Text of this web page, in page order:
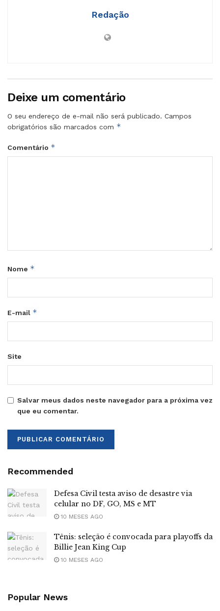
Redação
Deixe um comentário
O seu endereço de e-mail não será publicado. Campos
obrigatórios são marcados com *
Comentário *
Nome *
E-mail *
Site
Salvar meus dados neste navegador para a próxima vez
que eu comentar.
Recommended
Defesa Civil testa aviso de desastre via
celular no DF, GO, MS e MT
10 MESES AGO
Tênis: seleção é convocada para playoffs da
Billie Jean King Cup
10 MESES AGO
Popular News